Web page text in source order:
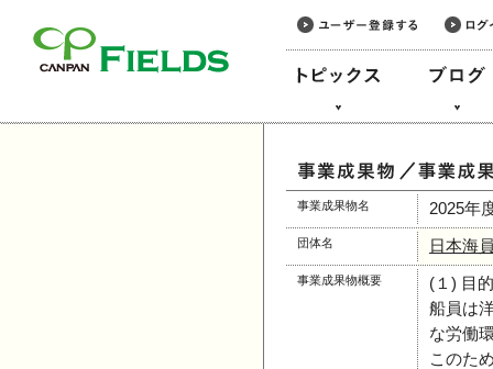
事業成果物名 2025年
団体名 日本海
事業成果物概要
(１) 目的
船員は
な労働
このた